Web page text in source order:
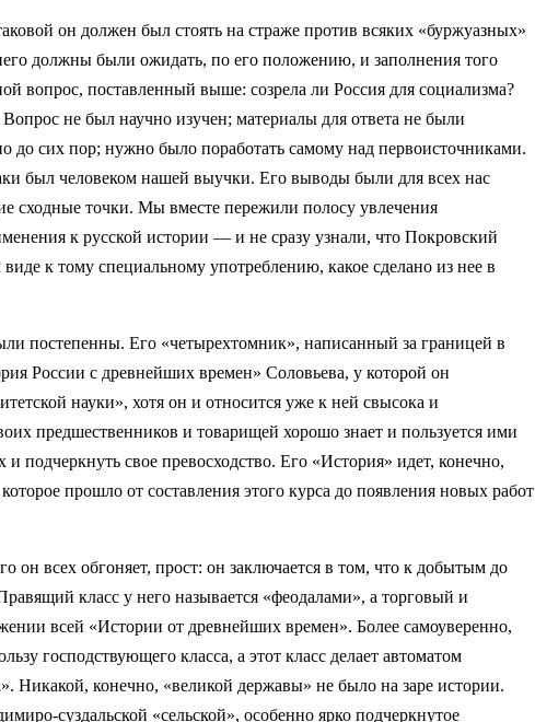
он должен был стоять на страже против всяких «буржуазных»
должны были ожидать, по его положению, и заполнения того
вопрос, поставленный выше: созрела ли Россия для социализма?
не был научно изучен; материалы для ответа не были
до сих пор; нужно было поработать самому над первоисточниками.
был человеком нашей выучки. Его выводы были для всех нас
сходные точки. Мы вместе пережили полосу увлечения
к русской истории — и не сразу узнали, что Покровский
к тому специальному употреблению, какое сделано из нее в
постепенны. Его «четырехтомник», написанный за границей в
России с древнейших времен» Соловьева, у которой он
науки», хотя он и относится уже к ней свысока и
предшественников и товарищей хорошо знает и пользуется ими
подчеркнуть свое превосходство. Его «История» идет, конечно,
прошло от составления этого курса до появления новых работ
всех обгоняет, прост: он заключается в том, что к добытым до
класс у него называется «феодалами», а торговый и
всей «Истории от древнейших времен». Более самоуверенно,
господствующего класса, а этот класс делает автоматом
Никакой, конечно, «великой державы» не было на заре истории.
суздальской «сельской», особенно ярко подчеркнутое